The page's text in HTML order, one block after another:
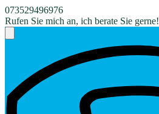
073529496976
Rufen Sie mich an, ich berate Sie gerne!